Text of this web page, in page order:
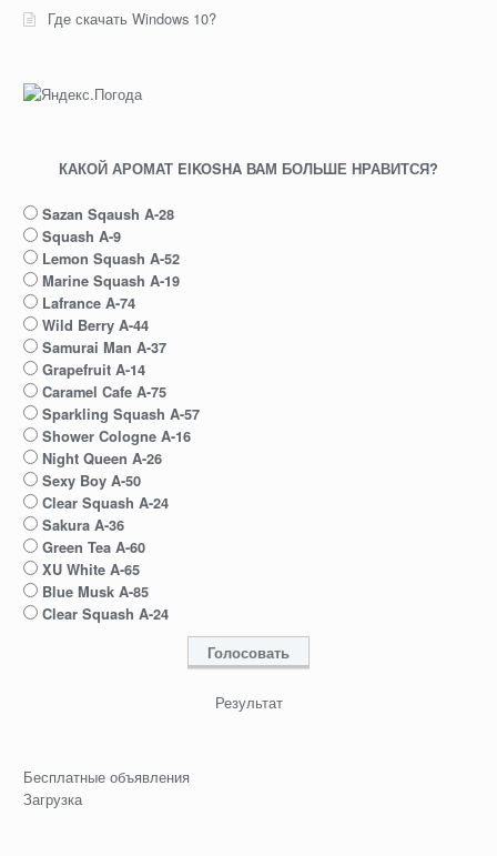
Где скачать Windows 10?
КАКОЙ АРОМАТ EIKOSHA ВАМ БОЛЬШЕ НРАВИТСЯ?
Sazan Sqaush A-28
Squash A-9
Lemon Squash A-52
Marine Squash A-19
Lafrance A-74
Wild Berry A-44
Samurai Man A-37
Grapefruit A-14
Caramel Cafe A-75
Sparkling Squash A-57
Shower Cologne A-16
Night Queen A-26
Sexy Boy A-50
Clear Squash A-24
Sakura A-36
Green Tea A-60
XU White A-65
Blue Musk A-85
Clear Squash A-24
Результат
Бесплатные объявления
Загрузка